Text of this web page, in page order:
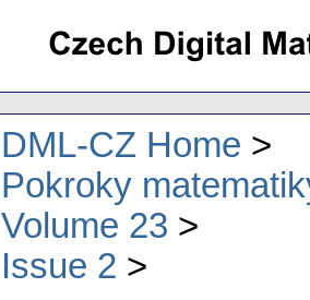
DML-CZ Home
Pokroky
Volume 23
Issue 2